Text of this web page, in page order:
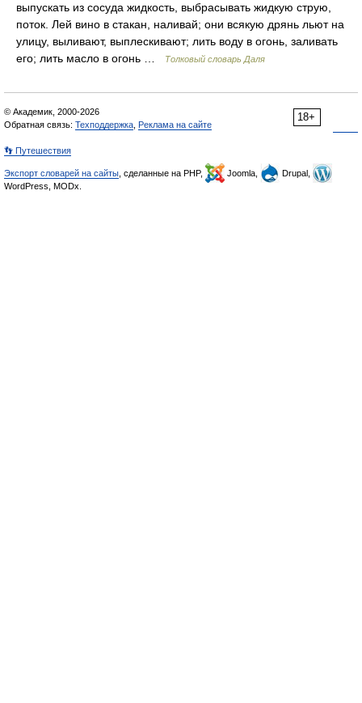
выпускать из сосуда жидкость, выбрасывать жидкую струю,
поток. Лей вино в стакан, наливай; они всякую дрянь льют на
улицу, выливают, выплескивают; лить воду в огонь, заливать
его; лить масло в огонь …
Толковый словарь Даля
18+
© Академик, 2000-2026
Обратная связь: Техподдержка Реклама на сайте
👣 Путешествия
Экспорт словарей на сайты , сделанные на PHP, Joomla,
Drupal,
WordPress, MODx.